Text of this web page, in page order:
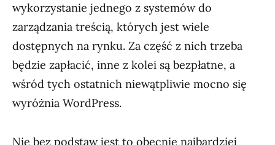
wykorzystanie jednego z systemów do
zarządzania treścią, których jest wiele
dostępnych na rynku. Za część z nich trzeba
będzie zapłacić, inne z kolei są bezpłatne, a
wśród tych ostatnich niewątpliwie mocno się
wyróżnia WordPress.
Nie bez podstaw jest to obecnie najbardziej